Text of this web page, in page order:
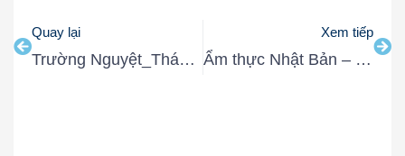
Quay lại
Trường Nguyệt_Tháng 9 và nét đẹp mùa thu Nhật Bản
Xem tiếp
Ẩm thực Nhật Bản – Văn hoá ăn theo mùa